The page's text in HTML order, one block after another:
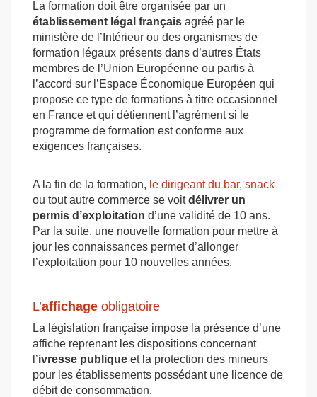
La formation doit être organisée par un
établissement légal français agréé par le
ministère de l’Intérieur ou des organismes de
formation légaux présents dans d’autres États
membres de l’Union Européenne ou partis à
l’accord sur l’Espace Économique Européen qui
propose ce type de formations à titre occasionnel
en France et qui détiennent l’agrément si le
programme de formation est conforme aux
exigences françaises.
A la fin de la formation, le dirigeant du bar, snack
ou tout autre commerce se voitdélivrer un
permis d’exploitation d’une validité de 10 ans.
Par la suite, une nouvelle formation pour mettre à
jour les connaissances permet d’allonger
l’exploitation pour 10 nouvelles années.
L’affichage obligatoire
La législation française impose la présence d’une
affiche reprenant les dispositions concernant
l’ivresse publique et la protection des mineurs
pour les établissements possédant une licence de
débit de consommation.